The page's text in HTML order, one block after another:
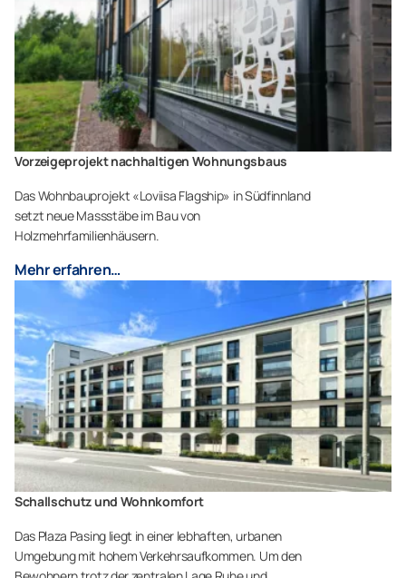
Vorzeigeprojekt nachhaltigen Wohnungsbaus
Das Wohnbauprojekt «Loviisa Flagship» in Südfinnland
setzt neue Massstäbe im Bau von
Holzmehrfamilienhäusern.
Mehr erfahren…
Schallschutz und Wohnkomfort
Das Plaza Pasing liegt in einer lebhaften, urbanen
Umgebung mit hohem Verkehrsaufkommen. Um den